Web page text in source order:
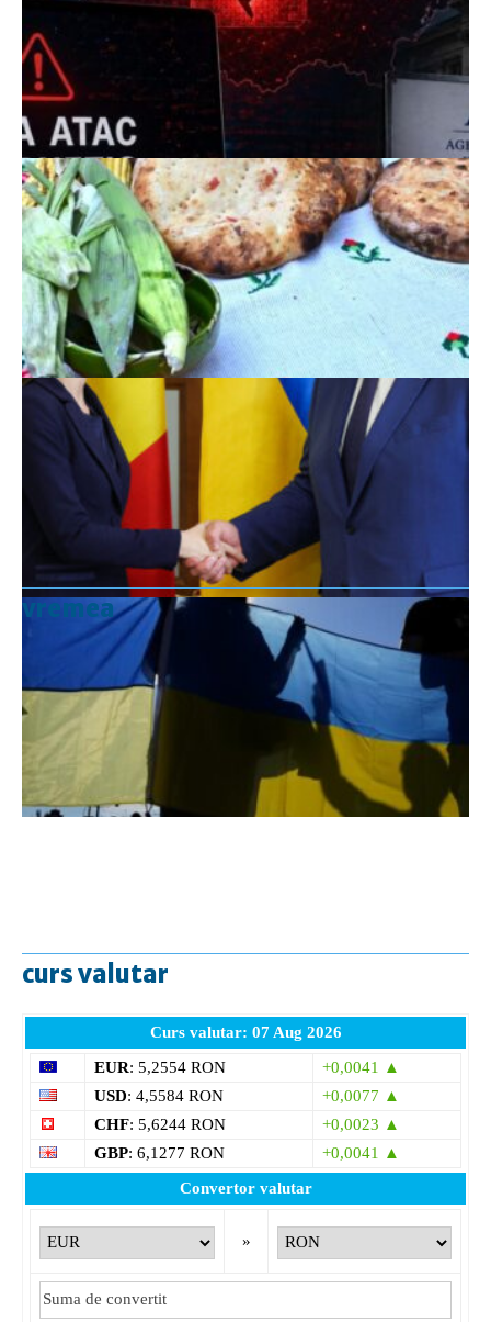
vremea
curs valutar
Curs valutar: 07 Aug 2026
EUR: 5,2554 RON
+0,0041 ▲
USD: 4,5584 RON
+0,0077 ▲
CHF: 5,6244 RON
+0,0023 ▲
GBP: 6,1277 RON
+0,0041 ▲
Convertor valutar
»